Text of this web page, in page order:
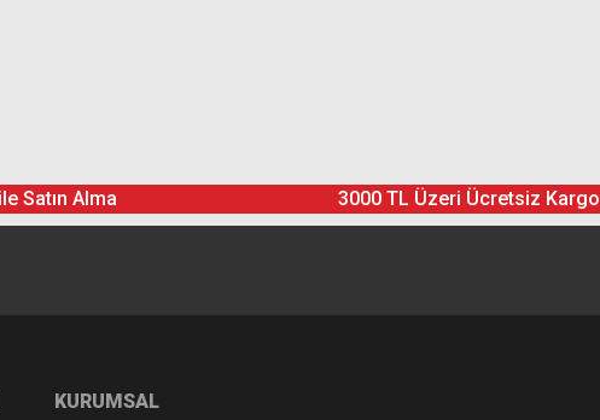
Satın Alma 3000 TL Üzeri Ücretsiz Kargo
KURUMSAL